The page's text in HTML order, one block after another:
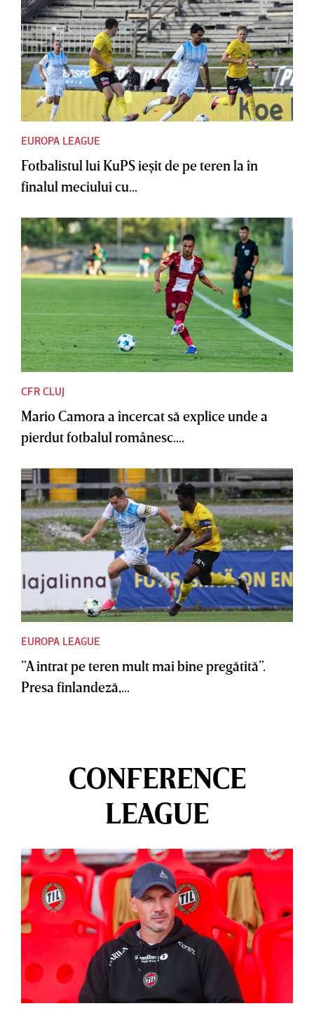
EUROPA LEAGUE
Fotbalistul lui KuPS ieşit de pe teren la în
finalul meciului cu...
CFR CLUJ
Mario Camora a încercat să explice unde a
pierdut fotbalul românesc....
EUROPA LEAGUE
”A intrat pe teren mult mai bine pregătită”.
Presa finlandeză,...
CONFERENCE
LEAGUE